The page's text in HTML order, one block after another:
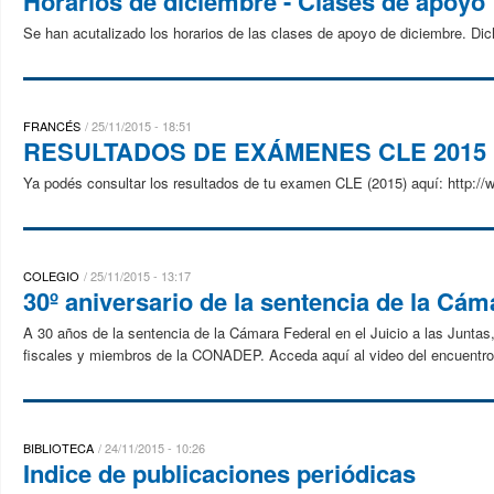
Se han acutalizado los horarios de las clases de apoyo de diciembre.
FRANCÉS 25/11/2015 - 18:51
RESULTADOS DE EXÁMENES CLE 2015
Ya podés consultar los resultados de tu examen CLE (2015) aquí:
COLEGIO 25/11/2015 - 13:17
30º aniversario de la sentencia de la
A 30 años de la sentencia de la Cámara Federal en el Juicio a las
fiscales y miembros de la CONADEP. Acceda aquí al video del encuentro
BIBLIOTECA 24/11/2015 - 10:26
Indice de publicaciones periódicas